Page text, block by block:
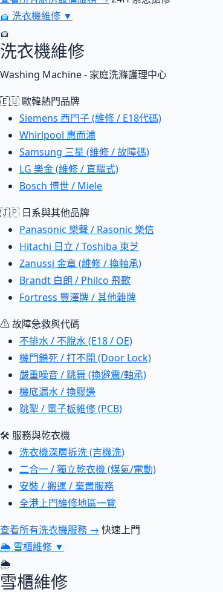
🧺 洗衣機維修 ▼
🧺
洗衣機維修
Washing Machine - 家庭洗滌護理中心
🇪🇺 歐韓熱門品牌
Siemens 西門子 (維修 / E18代碼)
Whirlpool 惠而浦
Samsung 三星 (維修 / 故障碼)
LG 樂金 (維修 / 直驅式)
Bosch 博世 / Miele
🇯🇵 日系與其他品牌
Panasonic 樂聲 / Rasonic 樂信
Hitachi 日立 / Toshiba 東芝
Zanussi 金章 (維修 / 換軸承)
Brandt 白朗 / Philco 飛歌
Fortress 豐澤牌 / 其他雜牌
⚠ 故障急救與代碼
不排水 / 不脫水 (E18 / OE)
機門鎖死 / 打不開 (Door Lock)
嚴重噪音 / 跳舞 (換避震/軸承)
機底漏水 / 換膠邊
跳掣 / 電子板維修 (PCB)
🛠 服務與乾衣機
洗衣機深層拆洗 (吉機洗)
二合一 / 獨立乾衣機 (煤氣/電動)
安裝 / 搬運 / 棄置服務
全港上門維修地區一覽
查看所有洗衣機服務 → 快速上門
🌦 雪櫃維修 ▼
🌦
雪櫃維修